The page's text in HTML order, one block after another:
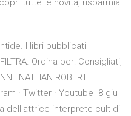
tutte le novità, risparmia
I libri pubblicati
Ordina per: Consigliati,
ROBERT
· Twitter · Youtube 8 giu
dell'attrice interprete cult di